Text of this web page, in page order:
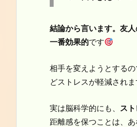
結論から言います。友
一番効果的です
相手を変えようとする
どストレスが軽減されま
実は脳科学的にも、 ス
距離感を保つことは、